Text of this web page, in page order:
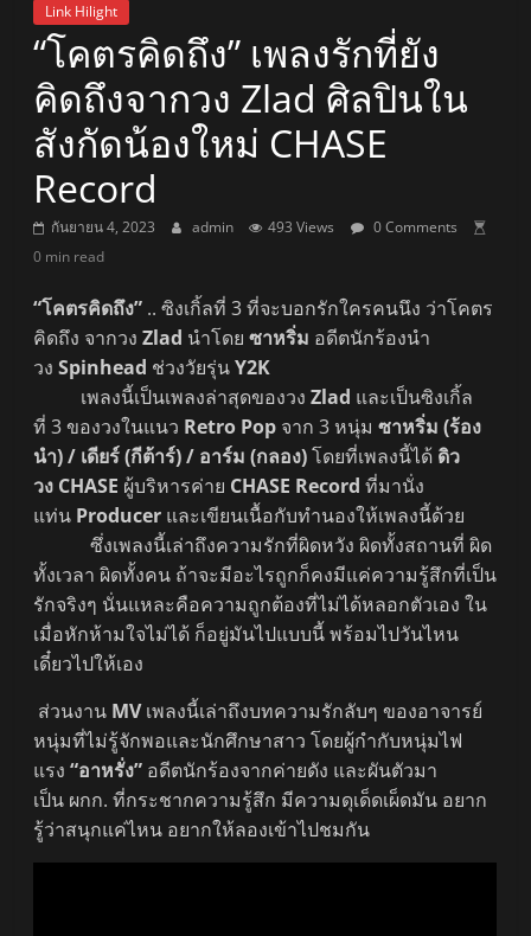
Link Hilight
“โคตรคิดถึง” เพลงรักที่ยัง
คิดถึงจากวง Zlad ศิลปินใน
สังกัดน้องใหม่ CHASE
Record
กันยายน 4, 2023 admin 493 Views
0 Comments
0 min read
“โคตรคิดถึง” .. ซิงเกิ้ลที่ 3 ที่จะบอกรักใครคนนึง ว่าโคตร
คิดถึง จากวงZlad นำโดยซาหริ่ม อดีตนักร้องนำ
วงSpinhead ช่วงวัยรุ่นY2K
เพลงนี้เป็นเพลงล่าสุดของวงZlad และเป็นซิงเกิ้ล
ที่ 3 ของวงในแนว Retro Pop จาก 3 หนุ่มซาหริ่ม (ร้อง
นำ) / เดียร์ (กีต้าร์) / อาร์ม (กลอง)โดยที่เพลงนี้ได้ ดิว
วง CHASE ผู้บริหารค่าย CHASE Record ที่มานั่ง
แท่น Producer และเขียนเนื้อกับทำนองให้เพลงนี้ด้วย
ซึ่งเพลงนี้เล่าถึงความรักที่ผิดหวัง ผิดทั้งสถานที่ ผิด
ทั้งเวลา ผิดทั้งคน ถ้าจะมีอะไรถูกก็คงมีแค่ความรู้สึกที่เป็น
รักจริงๆ นั่นแหละคือความถูกต้องที่ไม่ได้หลอกตัวเอง ใน
เมื่อหักห้ามใจไม่ได้ ก็อยู่มันไปแบบนี้ พร้อมไปวันไหน
เดี๋ยวไปให้เอง
ส่วนงาน MVเพลงนี้เล่าถึงบทความรักลับๆ ของอาจารย์
หนุ่มที่ไม่รู้จักพอและนักศึกษาสาว โดยผู้กำกับหนุ่มไฟ
แรง“อาหรั่ง” อดีตนักร้องจากค่ายดัง และผันตัวมา
เป็น ผกก. ที่กระชากความรู้สึก มีความดุเด็ดเผ็ดมัน อยาก
รู้ว่าสนุกแค่ไหน อยากให้ลองเข้าไปชมกัน